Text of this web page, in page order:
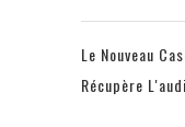
Le Nouveau
Récupère